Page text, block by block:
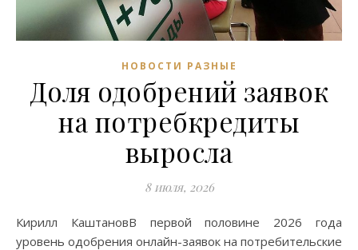
НОВОСТИ РАЗНЫЕ
Доля одобрений заявок
на потребкредиты
выросла
8 июля, 2026
Кирилл КаштановВ первой половине 2026 года
уровень одобрения онлайн-заявок на потребительские